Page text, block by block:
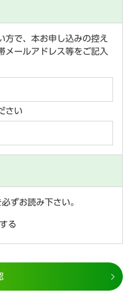
方で、本お申し込みの控え
メールアドレス等をご記入
さい
必ずお読み下さい。
る